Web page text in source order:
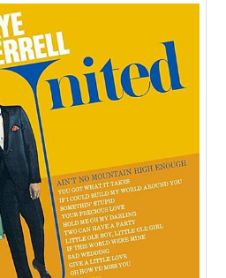
【SPD】』｜【チャト爺カ
フェ）】で〘ゴスペル〙に
ト爺とオシャベリンゴじ
ｘ87！ドウジャ！ｘ
87878！＾＾ｖ！